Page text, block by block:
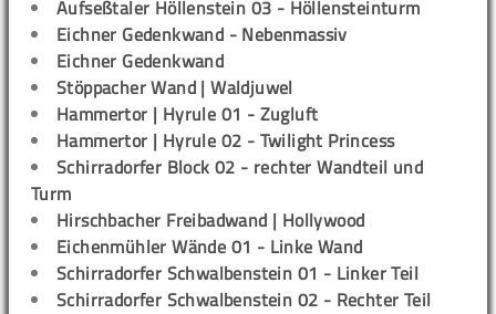
Aufseßtaler Höllenstein 03 - Höllensteinturm
Eichner Gedenkwand - Nebenmassiv
Eichner Gedenkwand
Stöppacher Wand | Waldjuwel
Hammertor | Hyrule 01 - Zugluft
Hammertor | Hyrule 02 - Twilight Princess
Schirradorfer Block 02 - rechter Wandteil und
Turm
Hirschbacher Freibadwand | Hollywood
Eichenmühler Wände 01 - Linke Wand
Schirradorfer Schwalbenstein 01 - Linker Teil
Schirradorfer Schwalbenstein 02 - Rechter Teil